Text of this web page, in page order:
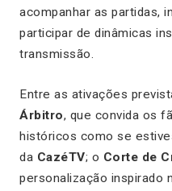
acompanhar as partidas,
participar de dinâmicas
transmissão.
Entre as ativações
Árbitro, que convida os
históricos como se
da CazéTV; o Corte de
personalização inspirado